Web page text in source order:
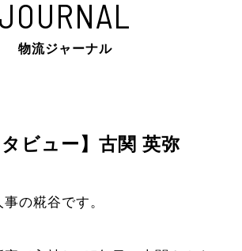
JOURNAL
物流ジャーナル
タビュー】古関 英弥
の糀谷です。